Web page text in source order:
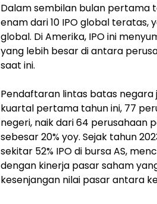
Dalam sembilan bulan pertama
enam dari 10 IPO global
global. Di Amerika, IPO ini
yang lebih besar di antara
saat ini.
Pendaftaran lintas batas negara
kuartal pertama tahun ini, 77
negeri, naik dari 64 perusahaan
sebesar 20% yoy. Sejak tahun
sekitar 52% IPO di bursa AS,
dengan kinerja pasar saham
kesenjangan nilai pasar antara